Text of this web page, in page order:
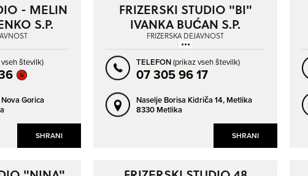
RADENCI
OB DRAVI
RIBNICA
SLATINA SEVNICA
SLOVENJ GRADEC
BISTRICA SLOVENSKE KONJICE
JAVORNIK
PRI GORICI ŠENČUR
SHRANI
- MELIN
S.P.
številk)
Nova Gorica
SHRANI
FRIZERSKI STUDIO "BI"
IVANKA BUĆAN S.P.
FRIZERSKA DEJAVNOST
TELEFON(prikaz vseh številk)
07 305 96 17
Naselje Borisa Kidriča 14, Metlika
8330 Metlika